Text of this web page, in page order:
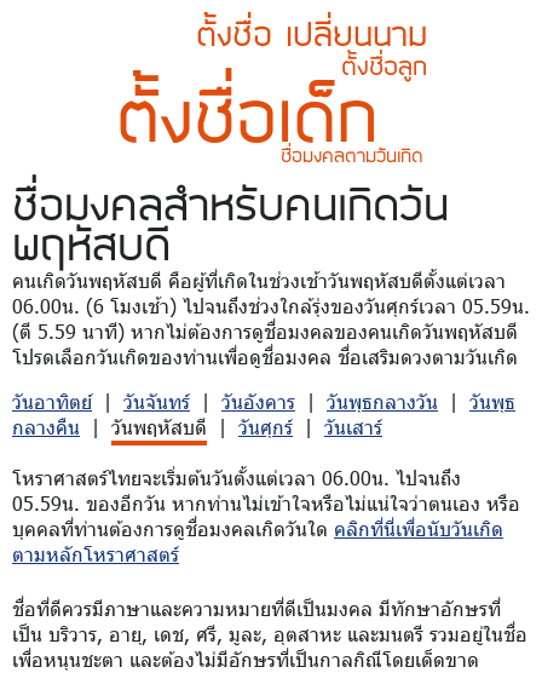
ตั้งชื่อ เปลี่ยนนาม
ตั้งชื่อลูก
ตั้งชื่อเด็ก
ชื่อมงคลตามวันเกิด
ชื่อมงคลสำหรับคนเกิดวัน
พฤหัสบดี
คนเกิดวันพฤหัสบดี คือผู้ที่เกิดในช่วงเช้าวันพฤหัสบดีตั้งแต่เวลา
06.00น. (6 โมงเช้า) ไปจนถึงช่วงใกล้รุ่งของวันศุกร์เวลา 05.59น.
(ตี 5.59 นาที) หากไม่ต้องการดูชื่อมงคลของคนเกิดวันพฤหัสบดี
โปรดเลือกวันเกิดของท่านเพื่อดูชื่อมงคล ชื่อเสริมดวงตามวันเกิด
วันอาทิตย์| วันจันทร์ | วันอังคาร | วันพุธกลางวัน | วันพุธ
กลางคืน | วันพฤหัสบดี | วันศุกร์ | วันเสาร์
โหราศาสตร์ไทยจะเริ่มต้นวันตั้งแต่เวลา 06.00น. ไปจนถึง
05.59น. ของอีกวัน หากท่านไม่เข้าใจหรือไม่แน่ใจว่าตนเอง หรือ
บุคคลที่ท่านต้องการดูชื่อมงคลเกิดวันใด คลิกที่นี่เพื่อนับวันเกิด
ตามหลักโหราศาสตร์
ชื่อที่ดีควรมีภาษาและความหมายที่ดีเป็นมงคล มีทักษาอักษรที่
เป็น บริวาร, อายุ, เดช, ศรี, มูละ, อุตสาหะ และมนตรี รวมอยู่ในชื่อ
เพื่อหนุนชะตา และต้องไม่มีอักษรที่เป็นกาลกิณีโดยเด็ดขาด